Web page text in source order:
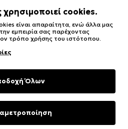
Σύμβολα πλύσης,
σιδερώματος
υφασμάτων
Επικοινωνία
2023 Energiers.gr
cookies.
είναι απαραίτητα, ενώ άλλα μας
εμπειρία σας παρέχοντας
τρόπο χρήσης του ιστότοπου.
Όλων